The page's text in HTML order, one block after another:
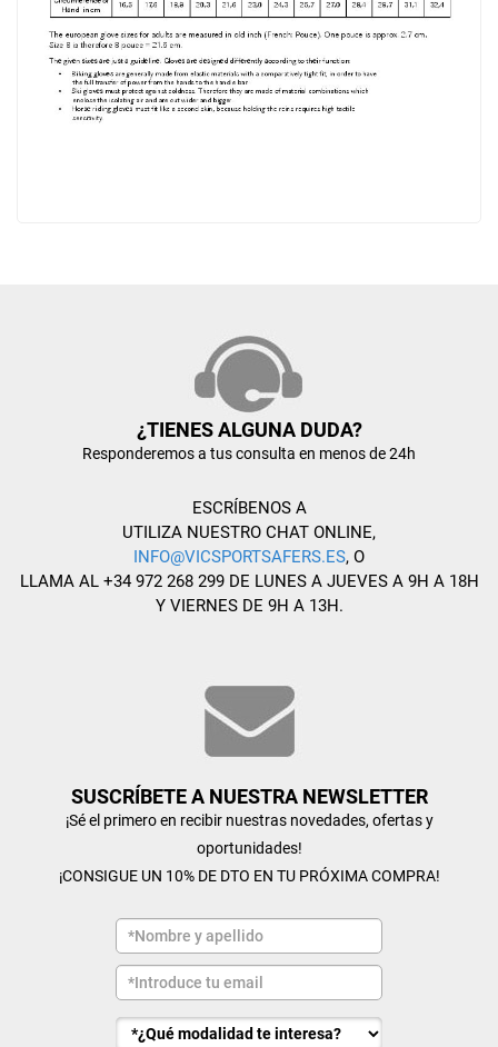
¿TIENES ALGUNA DUDA?
Responderemos a tus consulta en menos de 24h
ESCRÍBENOS A
UTILIZA NUESTRO CHAT ONLINE,
INFO@VICSPORTSAFERS.ES, O
LLAMA AL +34 972 268 299 DE LUNES A JUEVES A 9H A 18H
Y VIERNES DE 9H A 13H.
SUSCRÍBETE A NUESTRA NEWSLETTER
¡Sé el primero en recibir nuestras novedades, ofertas y
oportunidades!
¡CONSIGUE UN 10% DE DTO EN TU PRÓXIMA COMPRA!